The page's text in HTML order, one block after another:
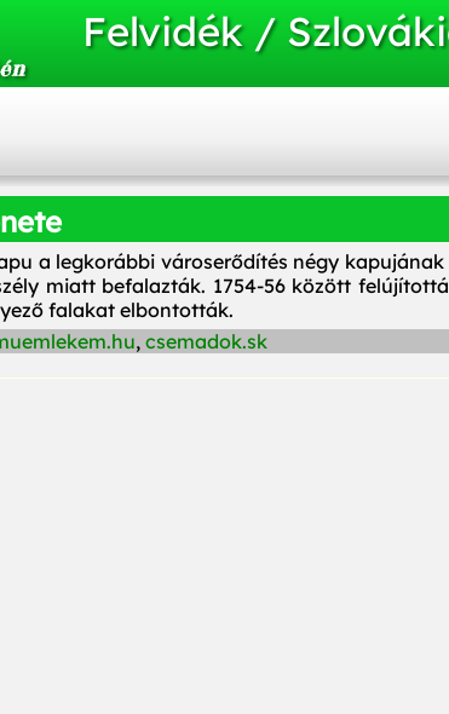
Felvidék /
a legkorábbi városerődítés négy
miatt befalazták. 1754-56 között
falakat elbontották.
, csemadok.sk